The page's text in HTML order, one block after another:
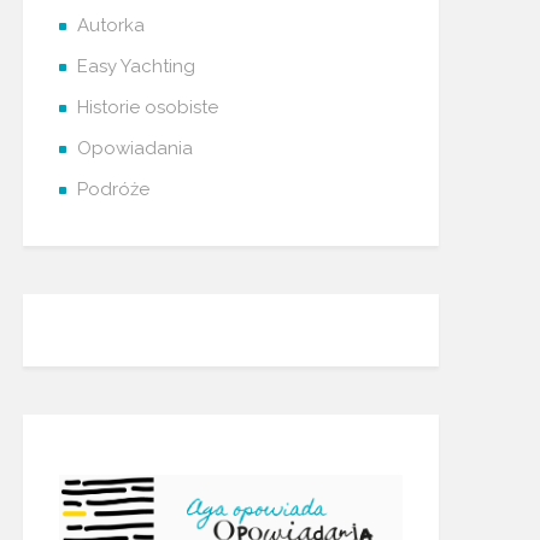
Autorka
Easy Yachting
Historie osobiste
Opowiadania
Podróże